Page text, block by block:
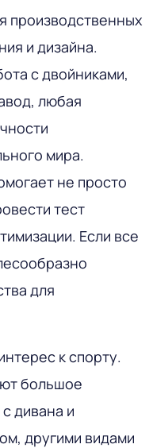
производственных
и дизайна.
с двойниками,
любая
мира.
не просто
тест
Если все
для
к спорту.
большое
дивана и
другими видами